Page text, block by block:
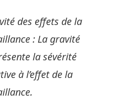
des effets de la
: La gravité
la sévérité
à l’effet de la